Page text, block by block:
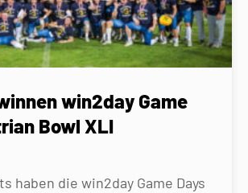
win2day Game
Bowl XLI
haben die win2day Game Days